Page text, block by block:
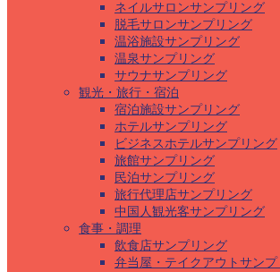
ネイルサロンサンプリング
脱毛サロンサンプリング
温浴施設サンプリング
温泉サンプリング
サウナサンプリング
観光・旅行・宿泊
宿泊施設サンプリング
ホテルサンプリング
ビジネスホテルサンプリング
旅館サンプリング
民泊サンプリング
旅行代理店サンプリング
中国人観光客サンプリング
食事・調理
飲食店サンプリング
弁当屋・テイクアウトサン